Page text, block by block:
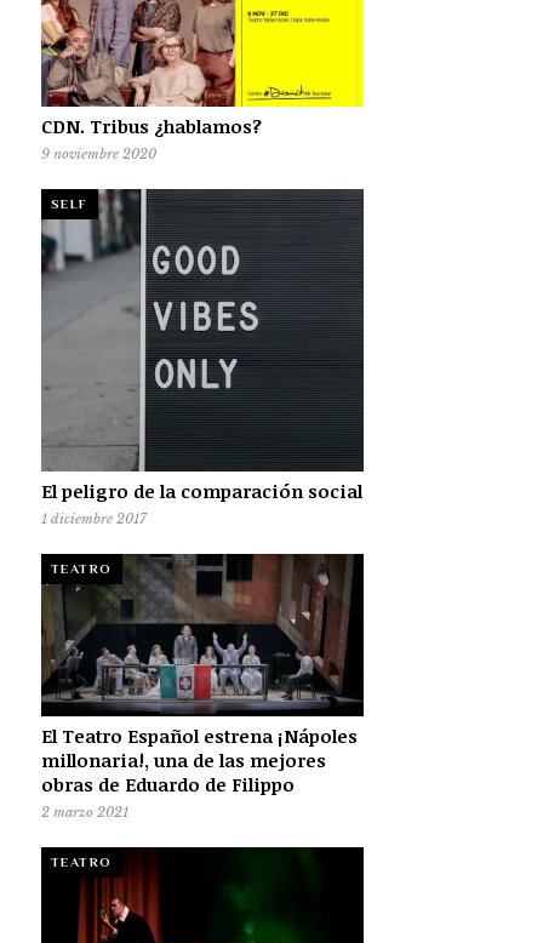
CDN. Tribus ¿hablamos?
9 noviembre 2020
SELF
El peligro de la comparación social
1 diciembre 2017
TEATRO
El Teatro Español estrena ¡Nápoles
millonaria!, una de las mejores
obras de Eduardo de Filippo
2 marzo 2021
TEATRO